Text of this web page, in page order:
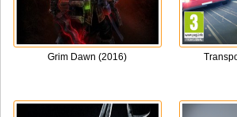
Grim Dawn (2016)